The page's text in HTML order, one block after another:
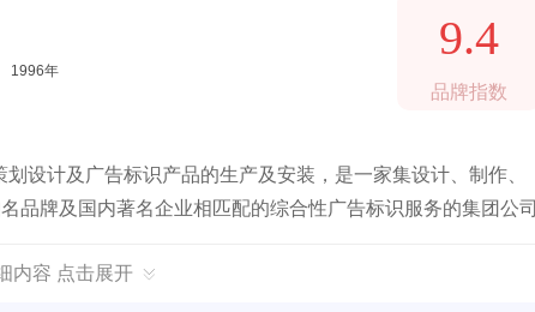
1996年
9.4
品牌指数
设计及广告标识产品的生产及安装，是一家集设计、制作、
品牌及国内著名企业相匹配的综合性广告标识服务的集团公司
内容 点击展开